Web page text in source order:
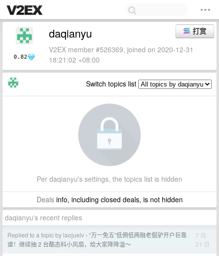
0.82
打赏
daqianyu
V2EX member #526369, joined on 2020-12-31
18:21:02 +08:00
Switch topics list
Per daqianyu's settings, the topics list is hidden
Dealsinfo, including closed deals, is not hidden
daqianyu's recent replies
Replied to a topic by laojuelv › “万一免五”低佣低两融老倔驴开户巨靠
谱！继续抽 2 台酷态科小风扇，给大家降降温～
7 月
21 日